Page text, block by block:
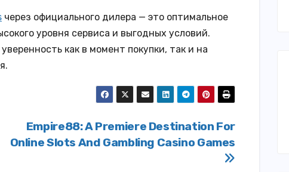
через официального дилера — это оптимальное
уровня сервиса и выгодных условий.
как в момент покупки, так и на
Empire88: A Premiere Destination For
Online Slots And Gambling Casino Games